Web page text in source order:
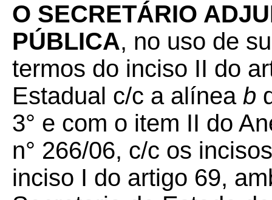
O SECRETÁRIO
PÚBLICA, no uso de
termos do inciso II do
Estadual c/c a alínea b
3° e com o item II do
n° 266/06, c/c os
inciso I do artigo 69,